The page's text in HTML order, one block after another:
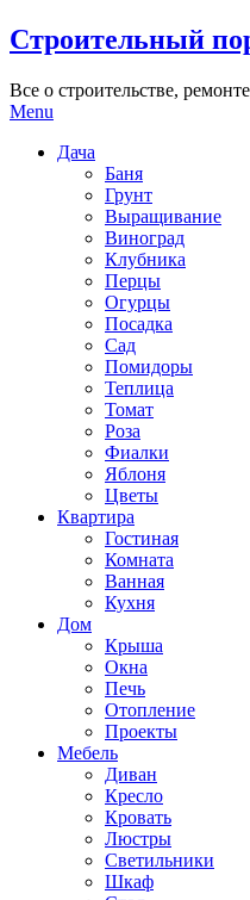
Skip
to
Строительный
Все о строительстве,
Menu
Дача
Баня
Грунт
Выращивание
Виноград
Клубника
Перцы
Огурцы
Посадка
Сад
Помидоры
Теплица
Томат
Роза
Фиалки
Яблоня
Цветы
Квартира
Гостиная
Комната
Ванная
Кухня
Дом
Крыша
Окна
Печь
Отопление
Проекты
Мебель
Диван
Кресло
Кровать
Люстры
Светильники
Шкаф